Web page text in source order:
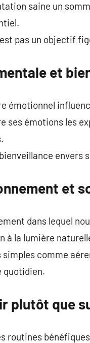
saine un
pas un objectif
et
émotionnel
ses émotions les
envers
et
dans lequel
à la lumière
simples comme
quotidien.
plutôt que
routines